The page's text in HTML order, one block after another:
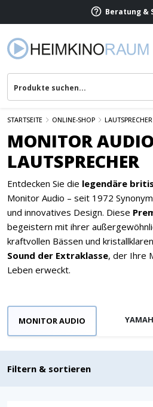
Beratung &
STARTSEITE ONLINE-SHOP LAUTSPRECHER
MONITOR AUDIO
LAUTSPRECHER
Entdecken Sie die legendäre
Monitor Audio – seit 1972
und innovatives Design. Diese
begeistern mit ihrer
kraftvollen Bässen und
Sound der Extraklasse, der Ihre
Leben erweckt.
MONITOR AUDIO
Filtern & sortieren